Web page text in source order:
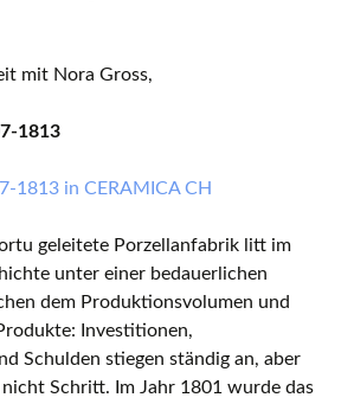
mit Nora Gross,
1813
1813 in CERAMICA CH
geleitete Porzellanfabrik litt im
unter einer bedauerlichen
dem Produktionsvolumen und
Investitionen,
Schulden stiegen ständig an, aber
Schritt. Im Jahr 1801 wurde das